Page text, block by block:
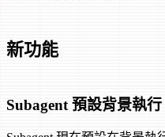
新功能
Subagent 預設背景執行